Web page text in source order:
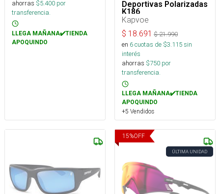
ahorras $5.400 por
transferencia.
LLEGA MAÑANA✔️TIENDA
APOQUINDO
Deportivas Polarizadas
K186
Kapvoe
$ 18.691 $21.990
en 6cuotas de $3.115sin
interés
ahorras $750 por
transferencia.
LLEGA MAÑANA✔️TIENDA
APOQUINDO
+5 Vendidos
15%OFF
ÚLTIMA UNIDAD